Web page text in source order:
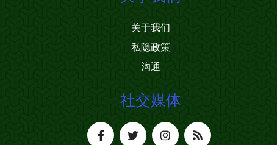
关于我们
私隐政策
沟通
社交媒体